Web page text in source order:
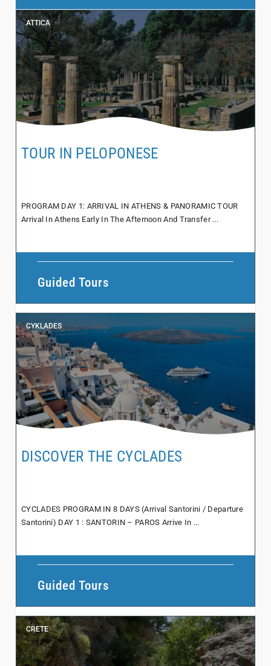
ATTICA
TOUR IN PELOPONESE
PROGRAM DAY 1: ARRIVAL IN ATHENS & PANORAMIC TOUR
Arrival In Athens Early In The Afternoon And Transfer ...
Guided Tours
CYKLADES
DISCOVER THE CYCLADES
CYCLADES PROGRAM IN 8 DAYS (Arrival Santorini / Departure
Santorini) DAY 1 : SANTORIN – PAROS Arrive In ...
Guided Tours
CRETE